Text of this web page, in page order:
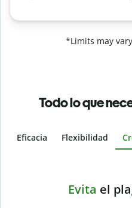
*Limits may
Todo lo que
Eficacia Flexibilidad